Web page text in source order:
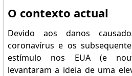
O contexto actual
Devido aos danos
coronavírus e os
estímulo nos EUA (e
levantaram a ideia de uma